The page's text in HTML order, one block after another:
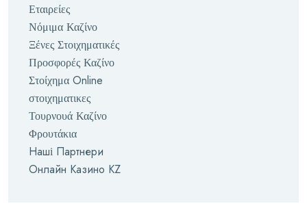
Εταιρείες
Νόμιμα Καζίνο
Ξένες Στοιχηματικές
Προσφορές Καζίνο
Στοίχημα Online
στοιχηματικες
Τουρνουά Καζίνο
Φρουτάκια
Наші Партнери
Онлайн Казино KZ